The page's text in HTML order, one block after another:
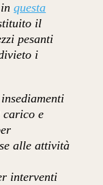
inquesta
il
pesanti
i
carico e
alle attività
interventi